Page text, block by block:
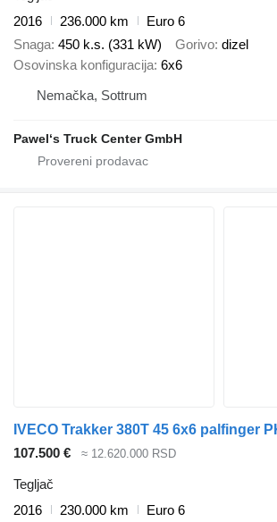
2016
236.000 km
Euro 6
Snaga 450 k.s. (331 kW) Gorivo dizel
Osovinska konfiguracija 6x6
Nemačka, Sottrum
Pawel‘s Truck Center GmbH
IVECO Trakker 380T 45 6x6 palfinger
107.500 €
≈ 12.620.000 RSD
Tegljač
2016
230.000 km
Euro 6